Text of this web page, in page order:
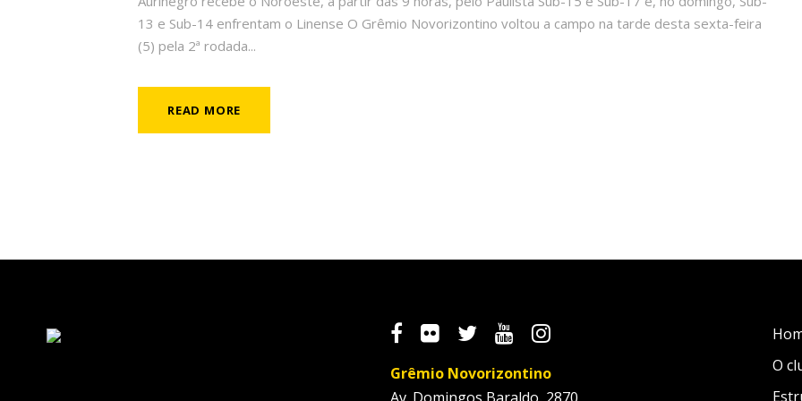
13 e Sub-14 enfrentam o Linense O Grêmio Novorizontino voltou a campo na tarde desta sexta-feira
(5) pela 2ª rodada...
READ MORE
Grêmio Novorizontino
O